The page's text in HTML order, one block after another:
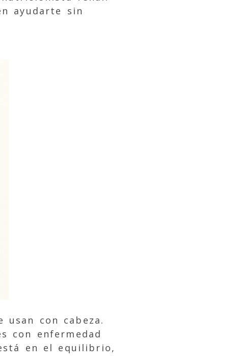
ayudarte sin
con cabeza.
con enfermedad
en el equilibrio,